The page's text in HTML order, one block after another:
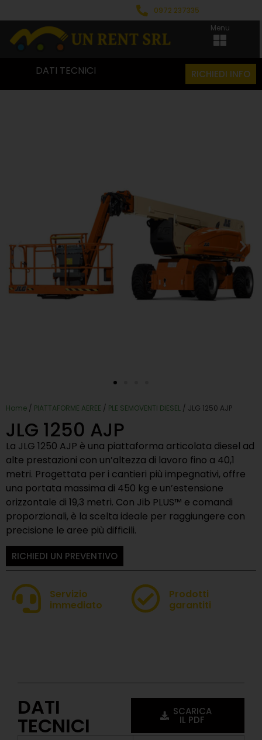
0972 237335
Menu
DATI TECNICI RICHIEDI INFO
Home / PIATTAFORME AEREE / PLE SEMOVENTI DIESEL / JLG 1250 AJP
JLG 1250 AJP
La JLG 1250 AJP è una piattaforma articolata diesel ad
alte prestazioni con un’altezza di lavoro fino a 40,1
metri. Progettata per i cantieri più impegnativi, offre
una portata massima di 450 kg e un’estensione
orizzontale di 19,3 metri. Con Jib PLUS™ e comandi
proporzionali, è la scelta ideale per raggiungere con
precisione le aree più difficili.
RICHIEDI UN PREVENTIVO
Servizio
immediato
Prodotti
garantiti
DATI
TECNICI
SCARICA
IL PDF